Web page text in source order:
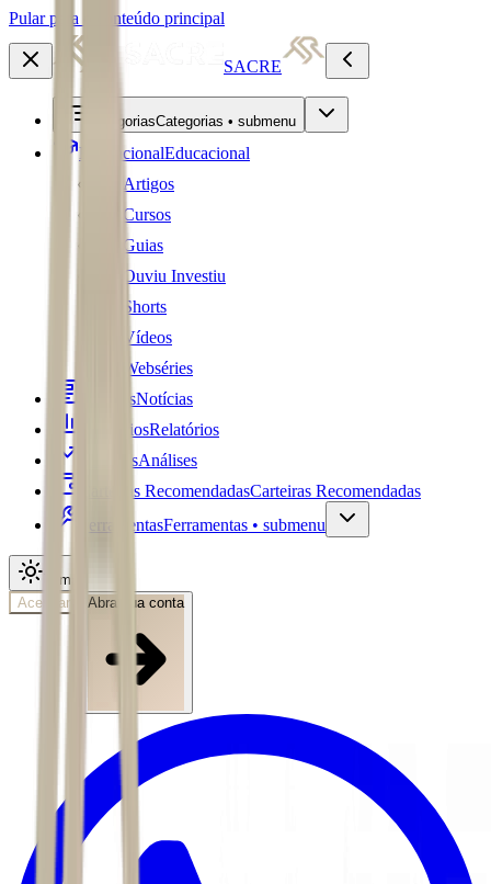
Pular para o conteúdo principal
SACRE
CategoriasCategorias • submenu
EducacionalEducacional
Artigos
Cursos
Guias
Ouviu Investiu
Shorts
Vídeos
Webséries
NotíciasNotícias
RelatóriosRelatórios
AnálisesAnálises
Carteiras RecomendadasCarteiras Recomendadas
FerramentasFerramentas • submenu
Tema
Acessar
Abra sua conta